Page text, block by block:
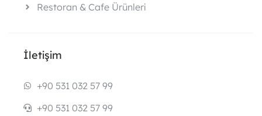
Restoran & Cafe Ürünleri
İletişim
+90 531 032 57 99
+90 531 032 57 99